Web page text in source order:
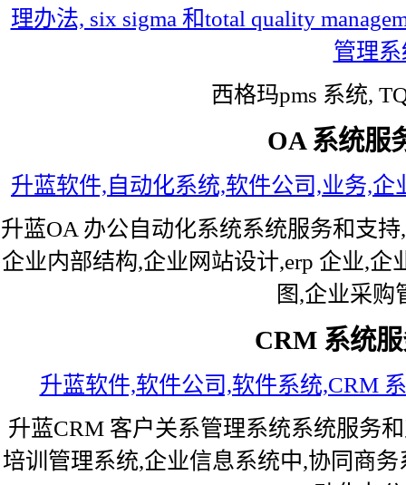
理办法, six sigma 和total quality
管理系
西格玛pms 系统,
OA 系统服
升蓝软件,自动化系统,软件公司,业务,
升蓝OA 办公自动化系统系统服务和支
企业内部结构,企业网站设计,erp 企业,
图,企业采购
CRM 系统
升蓝软件,软件公司,软件系统,CRM
升蓝CRM 客户关系管理系统系统服务
培训管理系统,企业信息系统中,协同商